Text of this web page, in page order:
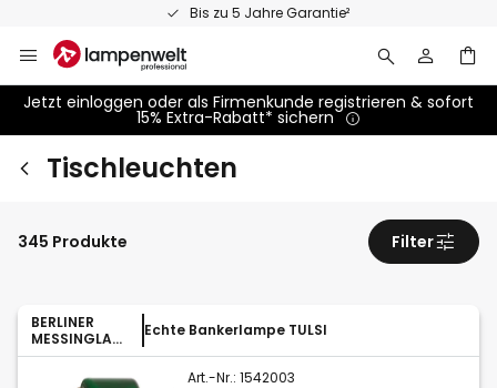
Bis zu 5 Jahre Garantie²
Inhalt
springen
Jetzt einloggen oder als Firmenkunde registrieren & sofort
15% Extra-Rabatt* sichern
Tischleuchten
BERLINER
MESSINGLAM
PEN
Echte Bankerlampe TULSI
Art.-Nr.: 1542003
345 Produkte Filter